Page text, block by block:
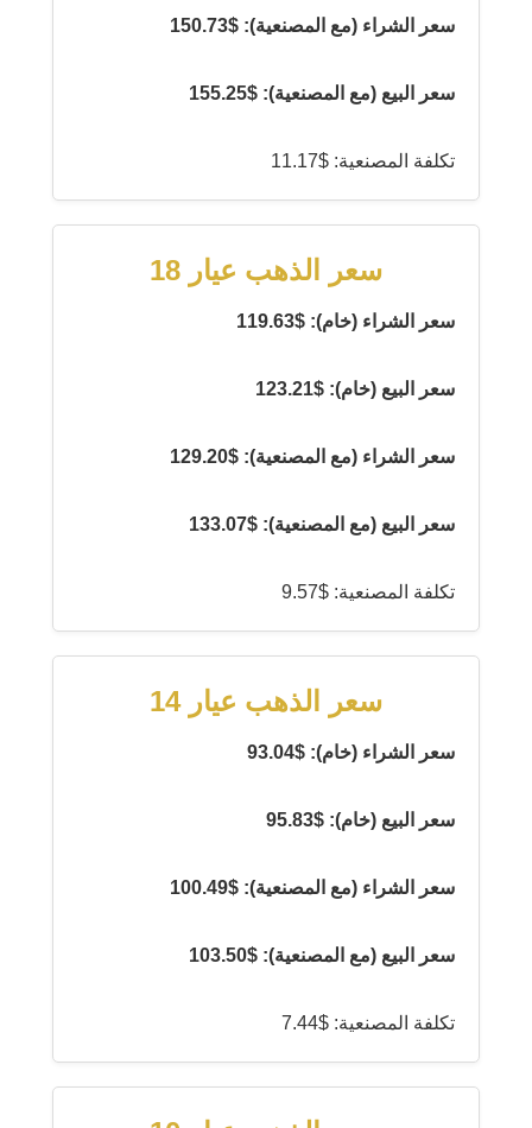
سعر الشراء (مع المصنعية): $150.73
سعر البيع (مع المصنعية): $155.25
تكلفة المصنعية: $11.17
سعر الذهب عيار 18
سعر الشراء (خام): $119.63
سعر البيع (خام): $123.21
سعر الشراء (مع المصنعية): $129.20
سعر البيع (مع المصنعية): $133.07
تكلفة المصنعية: $9.57
سعر الذهب عيار 14
سعر الشراء (خام): $93.04
سعر البيع (خام): $95.83
سعر الشراء (مع المصنعية): $100.49
سعر البيع (مع المصنعية): $103.50
تكلفة المصنعية: $7.44